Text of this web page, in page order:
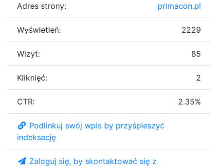
Adres strony: primacon.pl
Wyświetleń: 2229
Wizyt: 85
Kliknięć: 2
CTR: 2.35%
Podlinkuj swój wpis by przyśpieszyć
indeksację
Zaloguj się, by skontaktować się z